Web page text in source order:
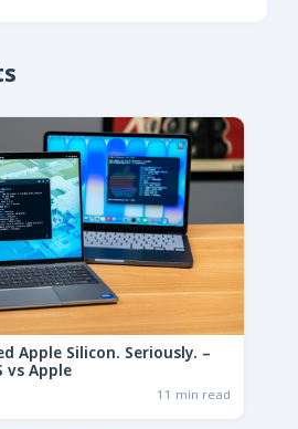
Apple Silicon. Seriously. –
vs Apple
11 min read